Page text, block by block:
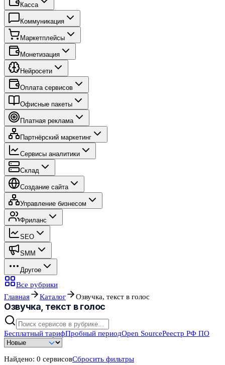
Касса
Коммуникация
Маркетплейсы
Монетизация
Нейросети
Оплата сервисов
Офисные пакеты
Платная реклама
Партнёрский маркетинг
Сервисы аналитики
Склад
Создание сайта
Управление бизнесом
Фриланс
SEO
SMM
Другое
Все рубрики
Главная
Каталог Озвучка, текст в голос
Озвучка, текст в голос
Бесплатный тарифПробный периодOpen SourceРеестр РФ ПО
Найдено: 0 сервисовСбросить фильтры